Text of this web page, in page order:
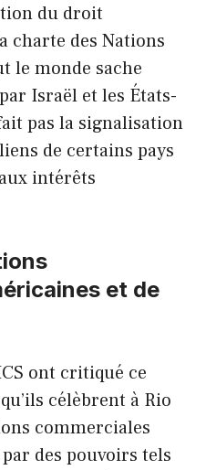
du droit
charte des Nations
le monde sache
Israël et les États-
pas la signalisation
de certains pays
intérêts
et de
ont critiqué ce
célèbrent à Rio
commerciales
des pouvoirs tels